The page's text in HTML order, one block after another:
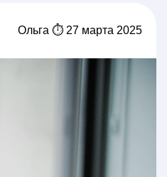
Ольга ⏱ 27 марта 2025